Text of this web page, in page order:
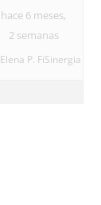
hace 6 meses,
2 semanas
Elena P. FiSinergia